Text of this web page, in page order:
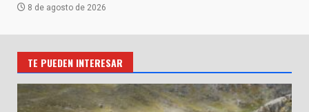
8 de agosto de 2026
TE PUEDEN INTERESAR